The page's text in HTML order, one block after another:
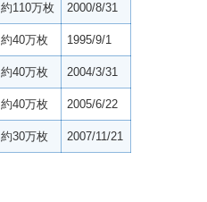
約110万枚 2000/8/31
約40万枚 1995/9/1
約40万枚 2004/3/31
約40万枚 2005/6/22
約30万枚 2007/11/21